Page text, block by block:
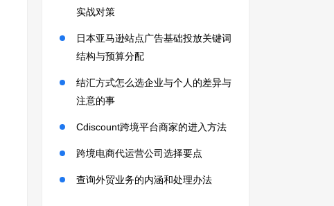
实战对策
日本亚马逊站点广告基础投放关键词
结构与预算分配
结汇方式怎么选企业与个人的差异与
注意的事
Cdiscount跨境平台商家的进入方法
跨境电商代运营公司选择要点
查询外贸业务的内涵和处理办法